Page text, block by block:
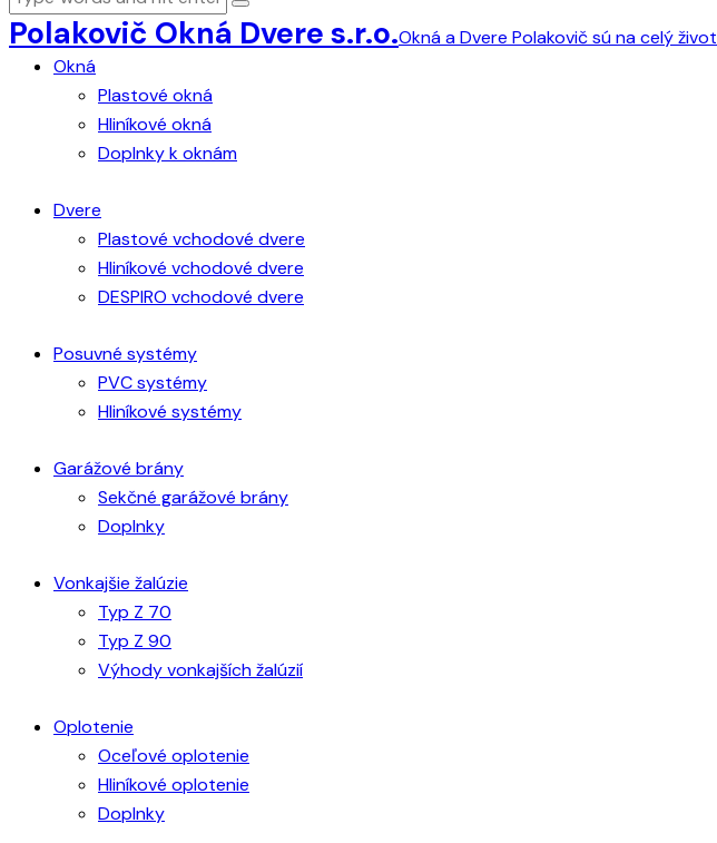
Polakovič Okná Dvere s.r.o.Okná a Dvere Polakovič sú na celý život
Okná
Plastové okná
Hliníkové okná
Doplnky k oknám
Dvere
Plastové vchodové dvere
Hliníkové vchodové dvere
DESPIRO vchodové dvere
Posuvné systémy
PVC systémy
Hliníkové systémy
Garážové brány
Sekčné garážové brány
Doplnky
Vonkajšie žalúzie
Typ Z 70
Typ Z 90
Výhody vonkajších žalúzií
Oplotenie
Oceľové oplotenie
Hliníkové oplotenie
Doplnky